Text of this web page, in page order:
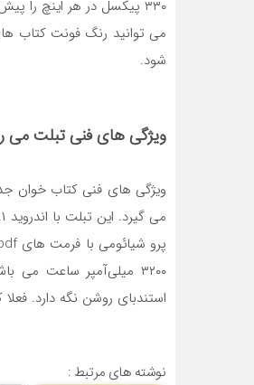
می توانید رنگ فونت کتاب
شود.
ویژگی های فنی تبلت می
استندبای روشن نگه دارد. فعلا
نوشته های مرتبط :